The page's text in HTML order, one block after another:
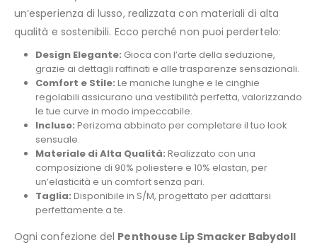
un’esperienza di lusso, realizzata con materiali di alta
qualità e sostenibili. Ecco perché non puoi perdertelo:
Design Elegante: Gioca con l’arte della seduzione,
grazie ai dettagli raffinati e alle trasparenze sensazionali.
Comfort e Stile: Le maniche lunghe e le cinghie
regolabili assicurano una vestibilità perfetta, valorizzando
le tue curve in modo impeccabile.
Incluso: Perizoma abbinato per completare il tuo look
sensuale.
Materiale di Alta Qualità: Realizzato con una
composizione di 90% poliestere e 10% elastan, per
un’elasticità e un comfort senza pari.
Taglia: Disponibile in S/M, progettato per adattarsi
perfettamente a te.
Ogni confezione del Penthouse Lip Smacker Babydoll